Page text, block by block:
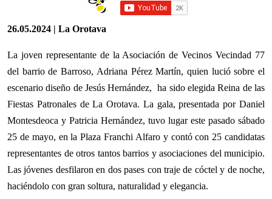
26.05.2024 | La Orotava
La joven representante de la Asociación de Vecinos Vecindad 77
del barrio de Barroso, Adriana Pérez Martín, quien lució sobre el
escenario diseño de Jesús Hernández, ha sido elegida Reina de las
Fiestas Patronales de La Orotava. La gala, presentada por Daniel
Montesdeoca y Patricia Hernández, tuvo lugar este pasado sábado
25 de mayo, en la Plaza Franchi Alfaro y contó con 25 candidatas
representantes de otros tantos barrios y asociaciones del municipio.
Las jóvenes desfilaron en dos pases con traje de cóctel y de noche,
haciéndolo con gran soltura, naturalidad y elegancia.